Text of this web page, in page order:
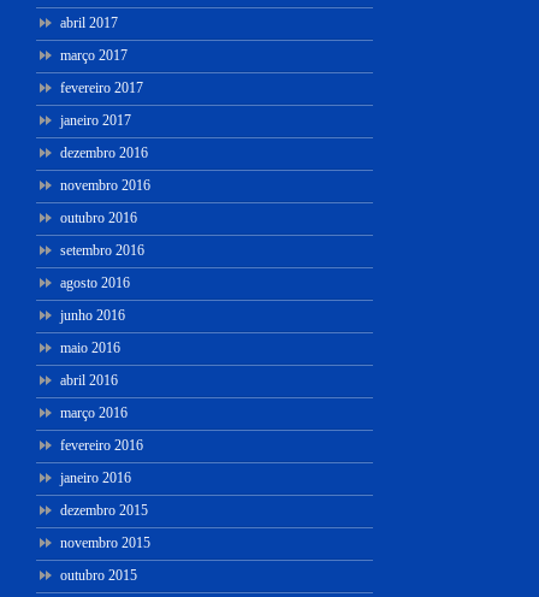
abril 2017
março 2017
fevereiro 2017
janeiro 2017
dezembro 2016
novembro 2016
outubro 2016
setembro 2016
agosto 2016
junho 2016
maio 2016
abril 2016
março 2016
fevereiro 2016
janeiro 2016
dezembro 2015
novembro 2015
outubro 2015